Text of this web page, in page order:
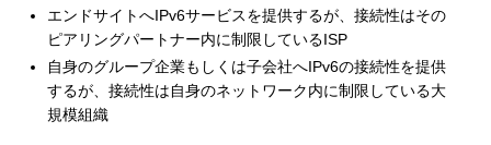
エンドサイトへIPv6サービスを提供するが、接続性はその
ピアリングパートナー内に制限しているISP
自身のグループ企業もしくは子会社へIPv6の接続性を提供
するが、接続性は自身のネットワーク内に制限している大
規模組織